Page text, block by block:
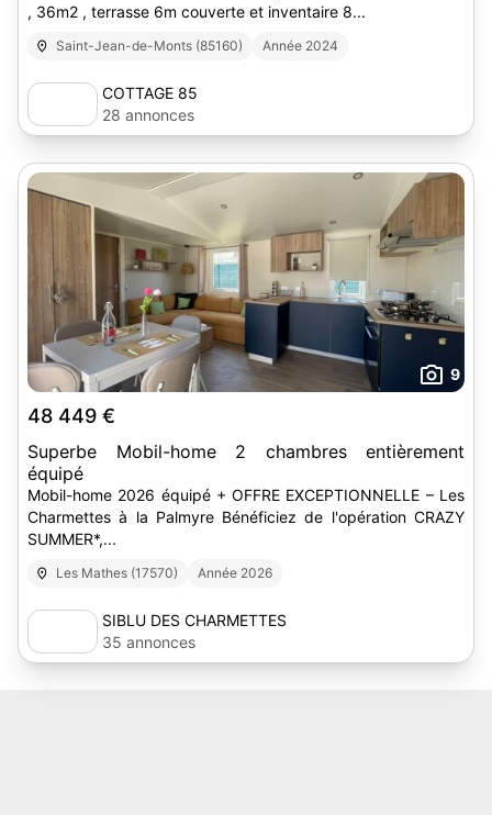
, 36m2 , terrasse 6m couverte et inventaire 8...
Saint-Jean-de-Monts (85160) Année 2024
COTTAGE 85
28 annonces
9
48 449 €
Superbe Mobil-home 2 chambres entièrement
équipé
Mobil-home 2026 équipé + OFFRE EXCEPTIONNELLE – Les
Charmettes à la Palmyre Bénéficiez de l'opération CRAZY
SUMMER*,...
Les Mathes (17570) Année 2026
SIBLU DES CHARMETTES
35 annonces